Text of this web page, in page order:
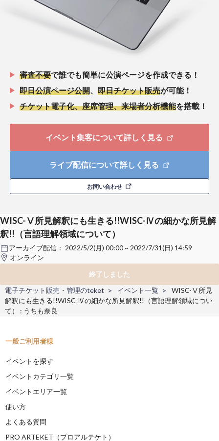
審査不要で誰でも簡単に公演ページを作成できる！
即日公演ページ公開
即日チケット販売が可能！
チケット電子化、座席管理、来場者分析機能を搭載！
イベント集客について詳しく見る
ライブ配信について詳しく見る
お問い合わせ
WISC-Ⅴ所見解釈にも生きる!!WISC-Ⅳの細かな所見解
釈!!（言語理解領域について）
アーカイブ配信： 2022/5/2(月) 00:00 ~ 2022/7/31(日) 14:59
オンライン
終了しました
電子チケット販売・管理のteket
イベント一覧
WISC-Ⅴ所見
解釈にも生きる!!WISC-Ⅳの細かな所見解釈!!（言語理解領域につい
て） : うちも奈良
一般ご利用者様
イベントを探す
イベントカテゴリ一覧
イベントエリア一覧
使い方
よくある質問
PRO ARTEKET（プロアルテケト）